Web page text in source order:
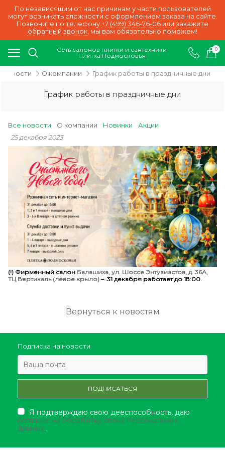
По независящим от нас причинам у части пользователей
могут возникать сложности с оформлением заказа на сайте.
Позвоните по телефону +7 (499) 346-76-06 или закажите
обратный звонок, мы вам обязательно поможем!
Сеть салонов плитки и сантехники
Плитка Подмосковья
0
Новости О компании График работы в праздничные дни
График работы в праздничные дни
Все новости О компании Новинки Акции
25 декабря 2023
(!) Фирменный салон Балашиха, ул. Шоссе Энтузиастов, д. 36А,
ТЦ Вертикаль (левое крыло) – 31 декабря работает до 18:00.
Вернуться к новостям
Подписка на новости
Я подтверждаю свою дееспособность, даю
согласие на обработку своих персональных
данных.